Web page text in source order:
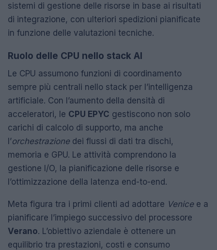
sistemi di gestione delle risorse in base ai risultati
di integrazione, con ulteriori spedizioni pianificate
in funzione delle valutazioni tecniche.
Ruolo delle CPU nello stack AI
Le CPU assumono funzioni di coordinamento
sempre più centrali nello stack per l’intelligenza
artificiale. Con l’aumento della densità di
acceleratori, le CPU EPYC gestiscono non solo
carichi di calcolo di supporto, ma anche
l’orchestrazionedei flussi di dati tra dischi,
memoria e GPU. Le attività comprendono la
gestione I/O, la pianificazione delle risorse e
l’ottimizzazione della latenza end-to-end.
Meta figura tra i primi clienti ad adottare Venicee a
pianificare l’impiego successivo del processore
Verano. L’obiettivo aziendale è ottenere un
equilibrio tra prestazioni, costi e consumo